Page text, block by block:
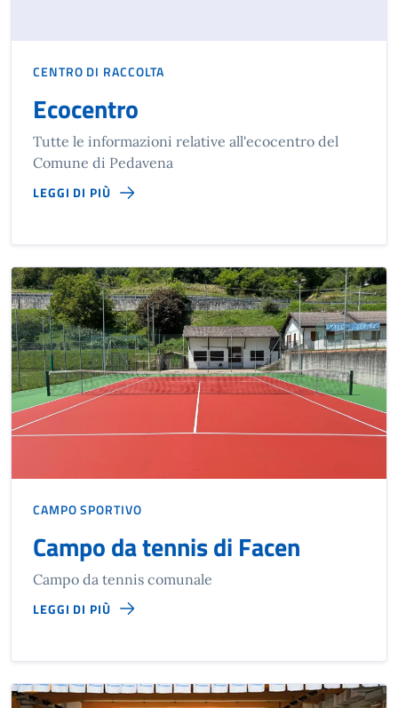
CENTRO DI RACCOLTA
Ecocentro
Tutte le informazioni relative all'ecocentro del
Comune di Pedavena
LEGGI DI PIÙ
CAMPO SPORTIVO
Campo da tennis di Facen
Campo da tennis comunale
LEGGI DI PIÙ